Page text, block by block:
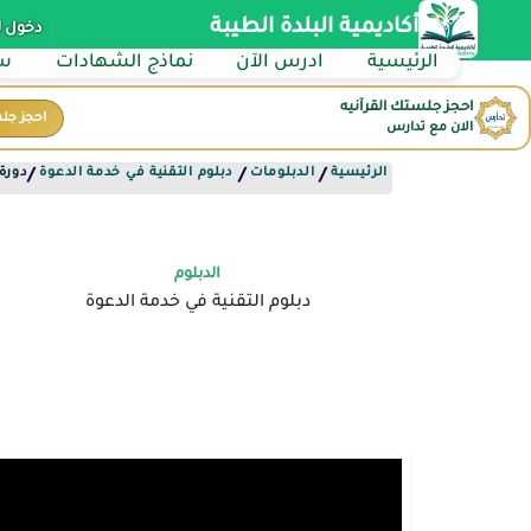
أكاديمية البلدة الطيبة دخول
الرئيسية ادرس الآن نماذج الشهادات
احجز جلستك القرآنيه
الان مع تدارس
احجز
الرئيسية / الدبلومات / دبلوم التقنية في خدمة الدعوة /
الدبلوم
دبلوم التقنية في خدمة الدعوة